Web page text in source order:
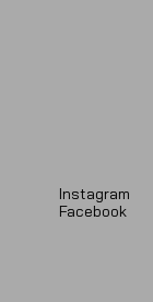
Instagram
Facebook